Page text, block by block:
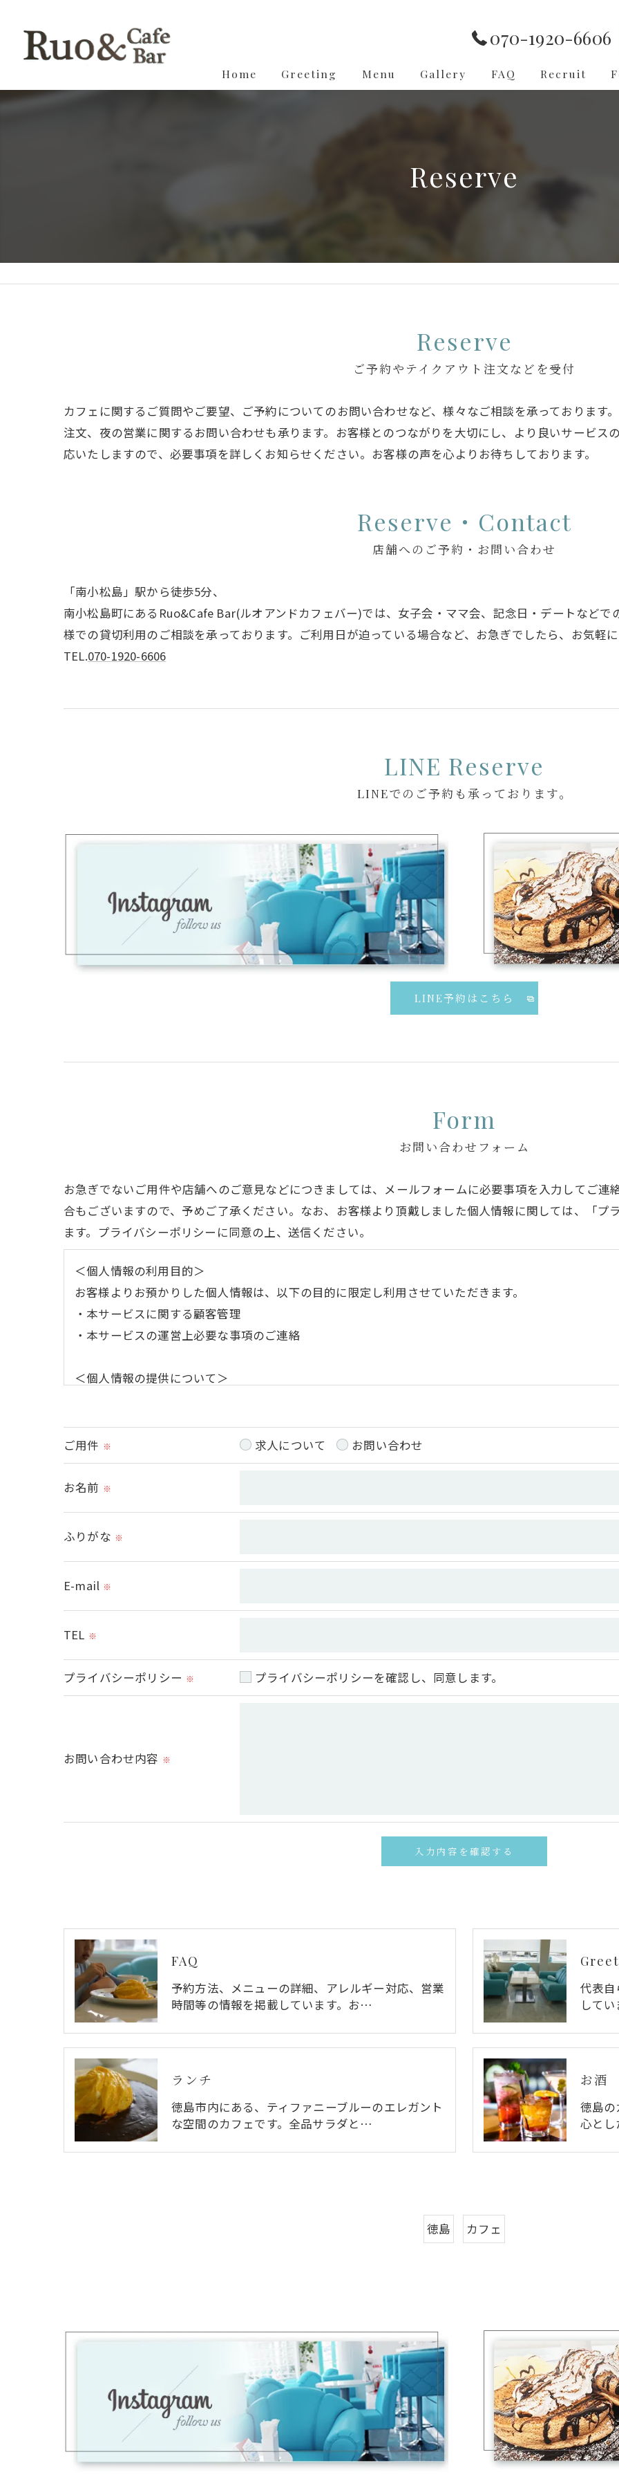
070-1920-6606
Home Greeting Menu Gallery FAQ Recruit
Reserve
ご予約やテイクアウト注文などを受付
Reserve
カフェに関するご質問やご要望、ご予約についてのお問い合わせなど、様々なご相談を承っております
注文、夜の営業に関するお問い合わせも承ります。お客様とのつながりを大切にし、より良いサービス
応いたしますので、必要事項を詳しくお知らせください。お客様の声を心よりお待ちしております。
店舗へのご予約・お問い合わせ
Reserve・Contact
「南小松島」駅から徒歩5分、
南小松島町にあるRuo&Cafe Bar(ルオアンドカフェバー)では、女子会・ママ会、記念日・デートなど
様での貸切利用のご相談を承っております。ご利用日が迫っている場合など、お急ぎでしたら、お気軽
TEL.070-1920-6606
LINE Reserve
LINEでのご予約も承っております。
LINE予約はこちら
お問い合わせフォーム
Form
お急ぎでないご用件や店舗へのご意見などにつきましては、メールフォームに必要事項を入力してご連
合もございますので、予めご了承ください。なお、お客様より頂戴しました個人情報に関しては、「プ
ます。プライバシーポリシーに同意の上、送信ください。
＜個人情報の利用目的＞
お客様よりお預かりした個人情報は、以下の目的に限定し利用させていただきます。
・本サービスに関する顧客管理
・本サービスの運営上必要な事項のご連絡
＜個人情報の提供について＞
＜個人情報の委託について＞
当社では、利用目的の達成に必要な範囲において、個人情報を外部に委託する場合があります。
＜個人情報を与えなかった場合に生じる結果＞
必要な情報を頂けない場合は、それに対応した当社のサービスをご提供できない場合がございますの
＜個人情報の開示･訂正・削除･利用停止の手続について＞
当社では、お客様の個人情報の開示･訂正･削除・利用停止の手続を定めさせて頂いております。
ご用件 ※ 求人について お問い合わせ
お名前 ※
ふりがな ※
E-mail ※
TEL ※
プライバシーポリシー ※ プライバシーポリシーを確認し、同意します。
お問い合わせ内容 ※
FAQ
予約方法、メニューの詳細、アレルギー対応、営業
時間等の情報を掲載しています。お…
代表
して
ランチ
徳島市内にある、ティファニーブルーのエレガント
な空間のカフェです。全品サラダと…
お酒
徳島
心と
徳島 カフェ